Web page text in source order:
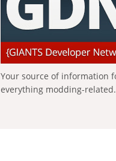
Your source of information
everything modding-related.